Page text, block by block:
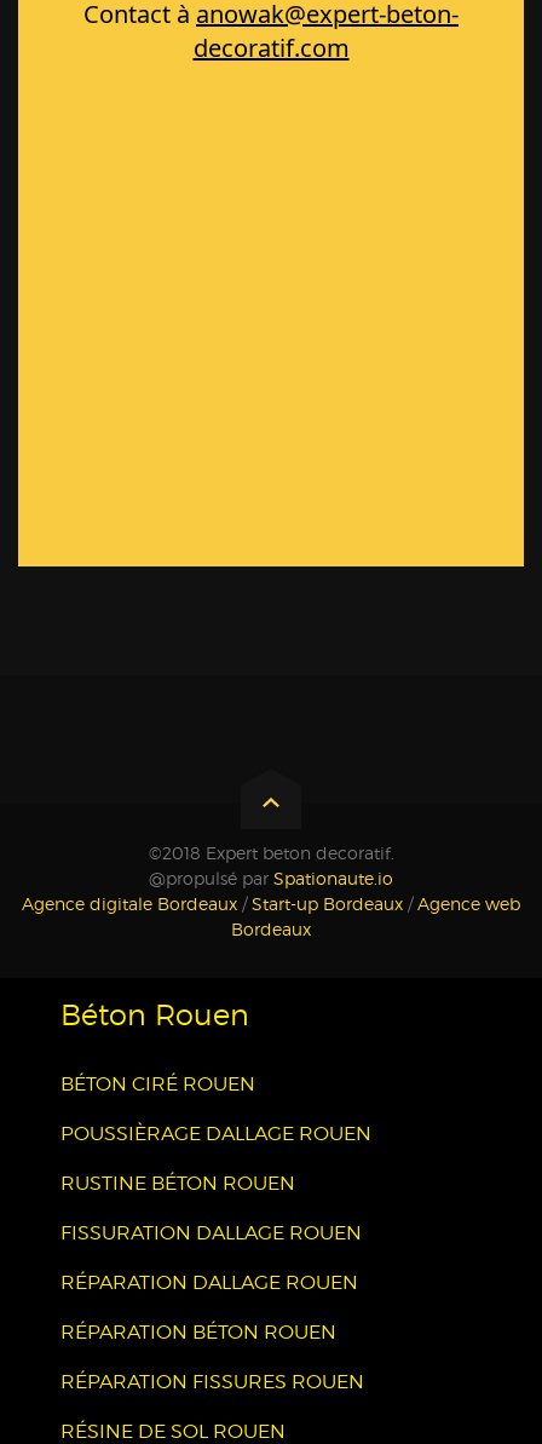
©2018 Expert beton decoratif.
@propulsé par Spationaute.io
Agence digitale Bordeaux /Start-up Bordeaux /Agence web
Bordeaux
Béton Rouen
BÉTON CIRÉ ROUEN
POUSSIÈRAGE DALLAGE ROUEN
RUSTINE BÉTON ROUEN
FISSURATION DALLAGE ROUEN
RÉPARATION DALLAGE ROUEN
RÉPARATION BÉTON ROUEN
RÉPARATION FISSURES ROUEN
RÉSINE DE SOL ROUEN